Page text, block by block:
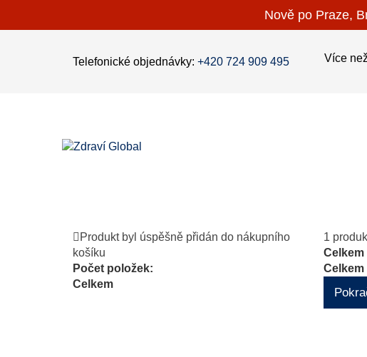
Nově po Praze,
Telefonické objednávky: +420 724 909 495 Více
Produkt byl úspěšně přidán do nákupního
košíku
Počet položek:
Celkem
1
Celkem